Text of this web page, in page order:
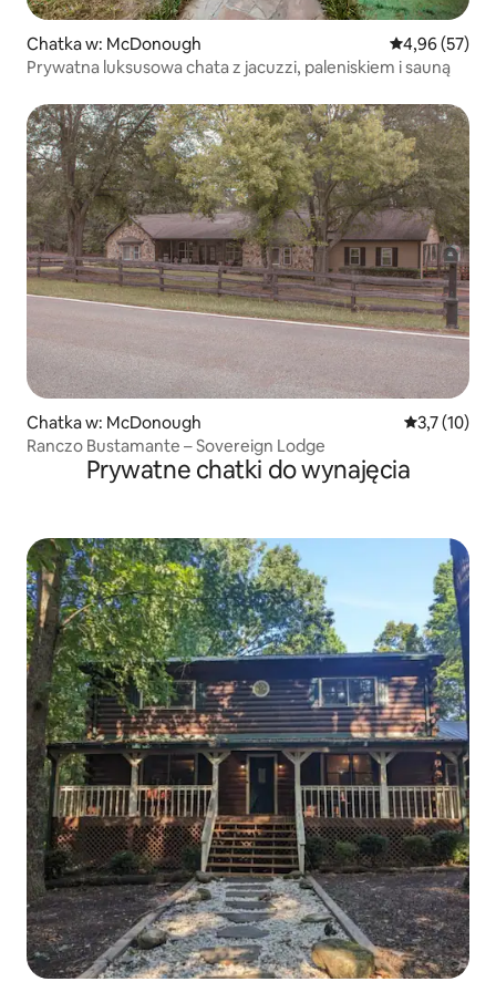
Chatka w: McDonough Średnia
4,96 (57)
Prywatna luksusowa chata z jacuzzi, paleniskiem i sauną
Chatka w: McDonough Średnia
3,7 (10)
Ranczo Bustamante – Sovereign Lodge
Prywatne chatki do wynajęcia